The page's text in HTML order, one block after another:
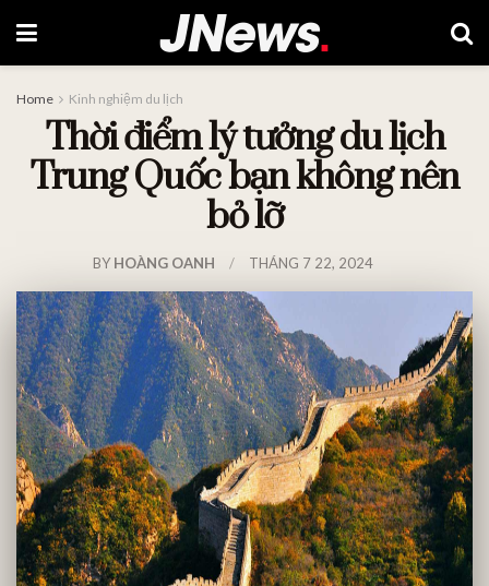
Home Kinh nghiệm du lịch
Thời điểm lý tưởng du lịch
Trung Quốc bạn không nên
bỏ lỡ
BY HOÀNG OANH THÁNG 7 22, 2024